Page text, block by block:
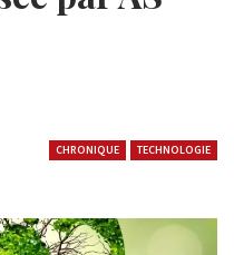
CHRONIQUE TECHNOLOGIE